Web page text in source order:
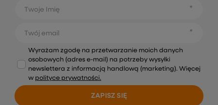
Twoje Imię
Twój email
Wyrażam zgodę na przetwarzanie moich danych
osobowych (adres e-mail) na potrzeby wysyłki
newslettera z informacją handlową (marketing). Więcej
w polityce prywatności.
ZAPISZ SIĘ